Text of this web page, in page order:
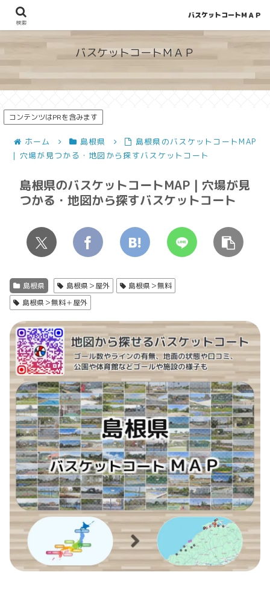
地図から探せる！穴場が見つかるバスケットコート情報
バスケットコートＭＡＰ
コンテンツはPRを含みます
ホーム 島根県
島根県のバスケットコートMAP
| 穴場が見つかる・地図から探すバスケットコート
島根県のバスケットコートMAP | 穴場が見
つかる・地図から探すバスケットコート
島根県 島根県＞屋外
島根県＞無料
島根県＞無料＋屋外
検索
バスケットコートＭＡＰ